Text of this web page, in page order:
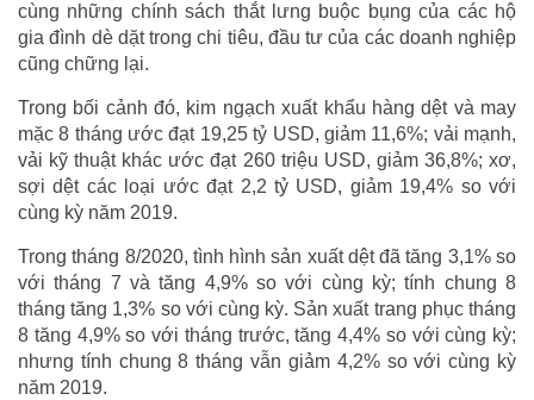
cùng những chính sách thắt lưng buộc bụng của các hộ
gia đình dè dặt trong chi tiêu, đầu tư của các doanh nghiệp
cũng chững lại.
Trong bối cảnh đó, kim ngạch xuất khẩu hàng dệt và may
mặc 8 tháng ước đạt 19,25 tỷ USD, giảm 11,6%; vải mạnh,
vải kỹ thuật khác ước đạt 260 triệu USD, giảm 36,8%; xơ,
sợi dệt các loại ước đạt 2,2 tỷ USD, giảm 19,4% so với
cùng kỳ năm 2019.
Trong tháng 8/2020, tình hình sản xuất dệt đã tăng 3,1% so
với tháng 7 và tăng 4,9% so với cùng kỳ; tính chung 8
tháng tăng 1,3% so với cùng kỳ. Sản xuất trang phục tháng
8 tăng 4,9% so với tháng trước, tăng 4,4% so với cùng kỳ;
nhưng tính chung 8 tháng vẫn giảm 4,2% so với cùng kỳ
năm 2019.